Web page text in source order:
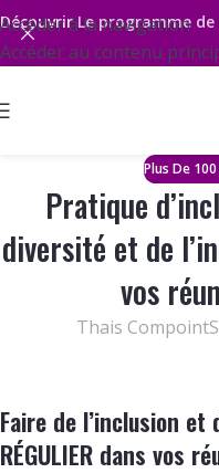
Accéder à la navigation
Accéder au contenu
Plus De
Pratique
diversité et de
vos
Thais Compoint
Faire de l’inclusion
RÉGULIER dans vos
DécouvrirLe programme